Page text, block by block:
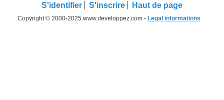
S'identifier S'inscrire Haut de page
Copyright © 2000-2025 www.developpez.com - Legal informations